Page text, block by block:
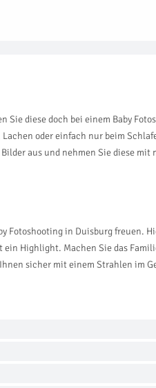
diese doch bei einem Baby
oder einfach nur beim
aus und nehmen Sie diese
Fotoshooting in Duisburg freuen.
Highlight. Machen Sie das
sicher mit einem Strahlen im